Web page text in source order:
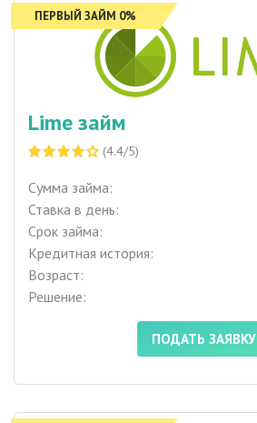
ПЕРВЫЙ ЗАЙМ 0%
Lime займ
(4.4/5)
Сумма займа:
Ставка в день:
Срок займа:
Кредитная история:
Возраст:
Решение:
ПОДАТЬ ЗАЯВКУ